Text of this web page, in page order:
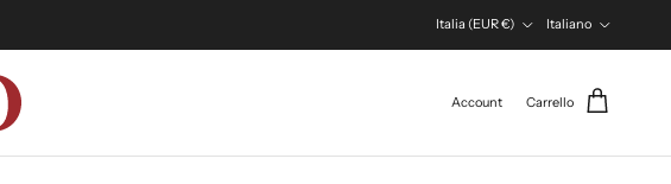
Italia (EUR €)
Italiano
Account Carrello